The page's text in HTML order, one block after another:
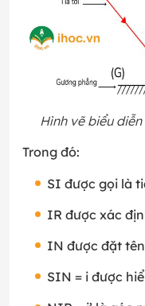
Hình vẽ biểu
Trong đó:
SI được gọi là
IR được xác
IN được đặt
SIN = i được